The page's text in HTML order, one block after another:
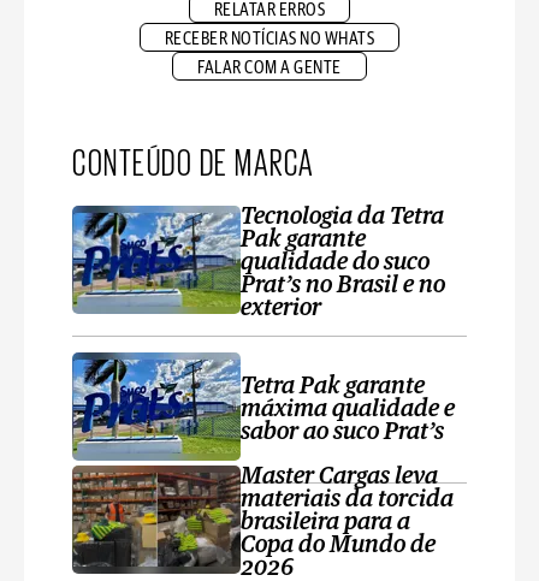
RELATAR ERROS
RECEBER NOTÍCIAS NO WHATS
FALAR COM A GENTE
CONTEÚDO DE MARCA
Tecnologia da Tetra
Pak garante
qualidade do suco
Prat’s no Brasil e no
exterior
Tetra Pak garante
máxima qualidade e
sabor ao suco Prat’s
Master Cargas leva
materiais da torcida
brasileira para a
Copa do Mundo de
2026